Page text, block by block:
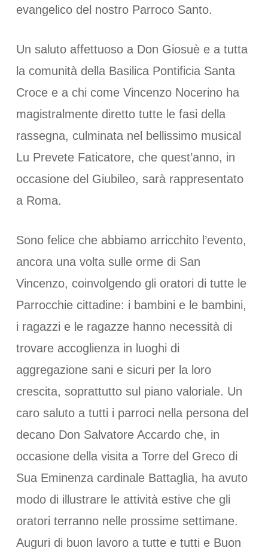
evangelico del nostro Parroco Santo.
Un saluto affettuoso a Don Giosuè e a tutta
la comunità della Basilica Pontificia Santa
Croce e a chi come Vincenzo Nocerino ha
magistralmente diretto tutte le fasi della
rassegna, culminata nel bellissimo musical
Lu Prevete Faticatore, che quest’anno, in
occasione del Giubileo, sarà rappresentato
a Roma.
Sono felice che abbiamo arricchito l’evento,
ancora una volta sulle orme di San
Vincenzo, coinvolgendo gli oratori di tutte le
Parrocchie cittadine: i bambini e le bambini,
i ragazzi e le ragazze hanno necessità di
trovare accoglienza in luoghi di
aggregazione sani e sicuri per la loro
crescita, soprattutto sul piano valoriale. Un
caro saluto a tutti i parroci nella persona del
decano Don Salvatore Accardo che, in
occasione della visita a Torre del Greco di
Sua Eminenza cardinale Battaglia, ha avuto
modo di illustrare le attività estive che gli
oratori terranno nelle prossime settimane.
Auguri di buon lavoro a tutte e tutti e Buon